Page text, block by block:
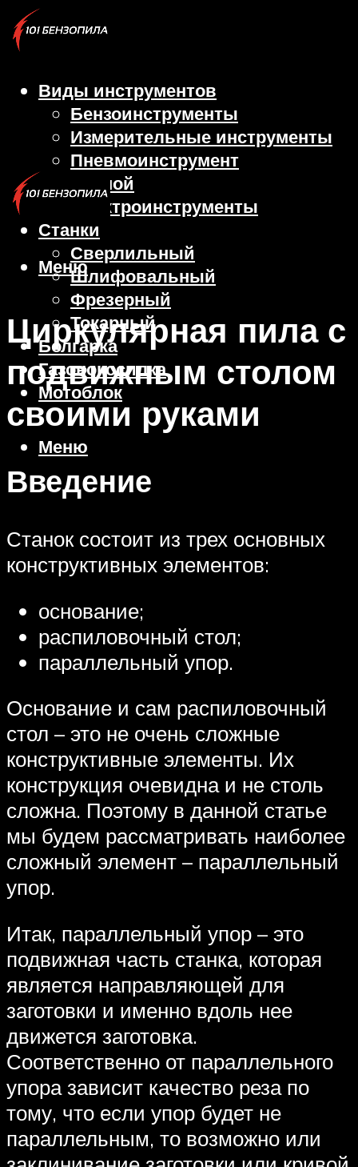
Виды инструментов
Бензоинструменты
Измерительные инструменты
Пневмоинструмент
Ручной
Электроинструменты
Станки
Сверлильный
Шлифовальный
Фрезерный
Токарный
Болгарка
Газонокосилка
Мотоблок
Меню
Меню
Циркулярная пила с
подвижным столом
своими руками
Введение
Станок состоит из трех основных
конструктивных элементов:
основание;
распиловочный стол;
параллельный упор.
Основание и сам распиловочный
стол – это не очень сложные
конструктивные элементы. Их
конструкция очевидна и не столь
сложна. Поэтому в данной статье
мы будем рассматривать наиболее
сложный элемент – параллельный
упор.
Итак, параллельный упор – это
подвижная часть станка, которая
является направляющей для
заготовки и именно вдоль нее
движется заготовка.
Соответственно от параллельного
упора зависит качество реза по
тому, что если упор будет не
параллельным, то возможно или